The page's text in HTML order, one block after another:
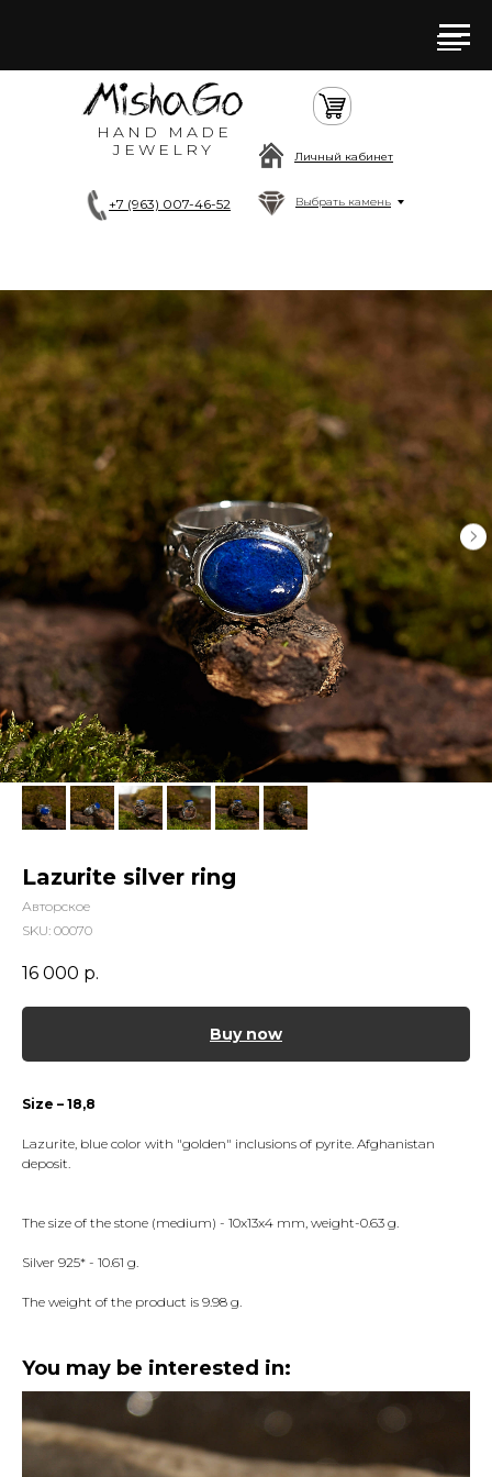
HAND MADE
JEWELRY
+7 (963) 007-46-52 Выбрать камень
Личный кабинет
Lazurite silver ring
Авторское
SKU: 00070
16 000 р.
Buy now
Size – 18,8
Lazurite, blue color with "golden" inclusions of pyrite. Afghanistan
deposit.
The size of the stone (medium) - 10x13x4 mm, weight-0.63 g.
Silver 925* - 10.61 g.
The weight of the product is 9.98 g.
You may be interested in: